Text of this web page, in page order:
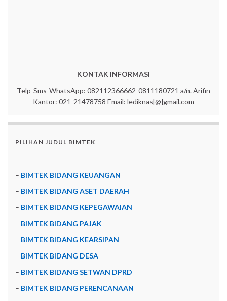
KONTAK INFORMASI
Telp-Sms-WhatsApp: 082112366662-0811180721 a/n. Arifin
Kantor: 021-21478758 Email: lediknas[@]gmail.com
PILIHAN JUDUL BIMTEK
– BIMTEK BIDANG KEUANGAN
– BIMTEK BIDANG ASET DAERAH
– BIMTEK BIDANG KEPEGAWAIAN
– BIMTEK BIDANG PAJAK
– BIMTEK BIDANG KEARSIPAN
– BIMTEK BIDANG DESA
– BIMTEK BIDANG SETWAN DPRD
– BIMTEK BIDANG PERENCANAAN